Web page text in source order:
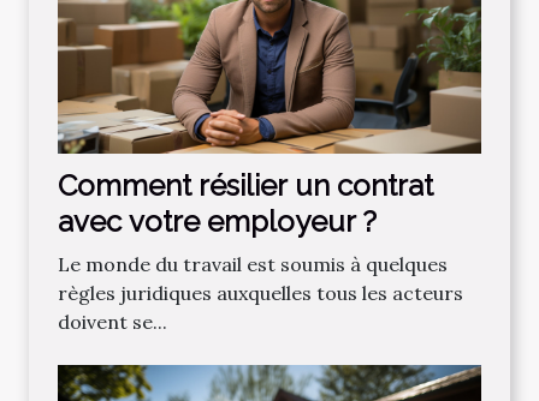
Comment résilier un contrat
avec votre employeur ?
Le monde du travail est soumis à quelques
règles juridiques auxquelles tous les acteurs
doivent se...